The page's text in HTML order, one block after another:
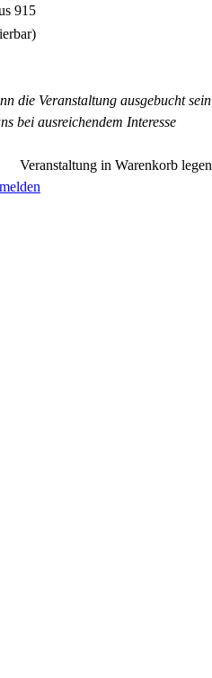
915
die Veranstaltung ausgebucht sein
bei ausreichendem Interesse
Veranstaltung in Warenkorb legen